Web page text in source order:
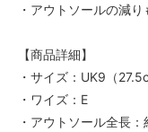
・アウトソールの減
【商品詳細】
・サイズ：UK9（
・ワイズ：E
・アウトソール全長